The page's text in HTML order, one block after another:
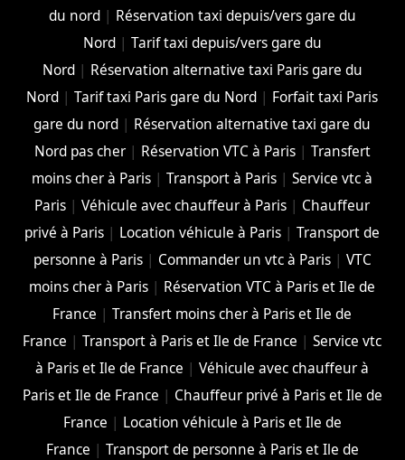
du nord| Réservation taxi depuis/vers gare du
Nord| Tarif taxi depuis/vers gare du
Nord| Réservation alternative taxi Paris gare du
Nord |Tarif taxi Paris gare du Nord | Forfait taxi Paris
gare du nord | Réservation alternative taxi gare du
Nord pas cher| Réservation VTC à Paris| Transfert
moins cher à Paris |Transport à Paris |Service vtc à
Paris |Véhicule avec chauffeur à Paris | Chauffeur
privé à Paris | Location véhicule à Paris |Transport de
personne à Paris| Commander un vtc à Paris| VTC
moins cher à Paris | Réservation VTC à Paris et Ile de
France |Transfert moins cher à Paris et Ile de
France |Transport à Paris et Ile de France |Service vtc
à Paris et Ile de France |Véhicule avec chauffeur à
Paris et Ile de France | Chauffeur privé à Paris et Ile de
France | Location véhicule à Paris et Ile de
France | Transport de personne à Paris et Ile de